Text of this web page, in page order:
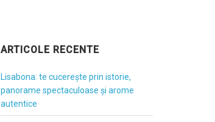
ARTICOLE RECENTE
Lisabona: te cucerește prin istorie,
panorame spectaculoase și arome
autentice